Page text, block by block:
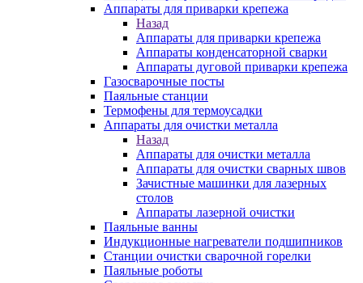
Аппараты для приварки крепежа
Назад
Аппараты для приварки крепежа
Аппараты конденсаторной сварки
Аппараты дуговой приварки крепежа
Газосварочные посты
Паяльные станции
Термофены для термоусадки
Аппараты для очистки металла
Назад
Аппараты для очистки металла
Аппараты для очистки сварных швов
Зачистные машинки для лазерных
столов
Аппараты лазерной очистки
Паяльные ванны
Индукционные нагреватели подшипников
Станции очистки сварочной горелки
Паяльные роботы